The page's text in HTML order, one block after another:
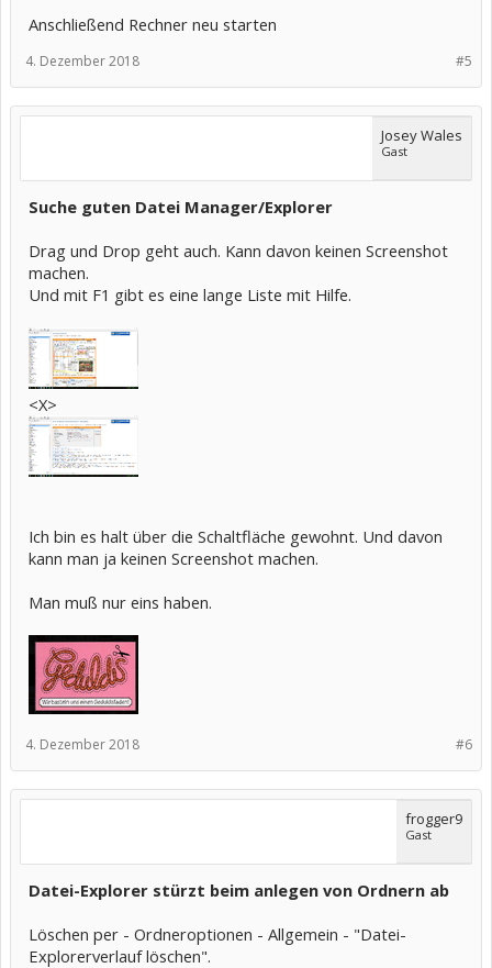
Anschließend Rechner neu starten
#5
4. Dezember 2018
Josey Wales
Gast
Suche guten Datei Manager/Explorer
Drag und Drop geht auch. Kann davon keinen Screenshot
machen.
Und mit F1 gibt es eine lange Liste mit Hilfe.
<X>
Ich bin es halt über die Schaltfläche gewohnt. Und davon
kann man ja keinen Screenshot machen.
Man muß nur eins haben.
#6
4. Dezember 2018
frogger9
Gast
Datei-Explorer stürzt beim anlegen von Ordnern ab
Löschen per - Ordneroptionen - Allgemein - "Datei-
Explorerverlauf löschen".